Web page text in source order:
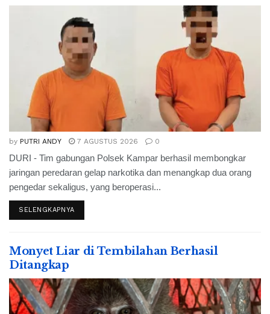
by PUTRI ANDY 7 AGUSTUS 2026 0
DURI - Tim gabungan Polsek Kampar berhasil membongkar
jaringan peredaran gelap narkotika dan menangkap dua orang
pengedar sekaligus, yang beroperasi...
SELENGKAPNYA
Monyet Liar di Tembilahan Berhasil
Ditangkap